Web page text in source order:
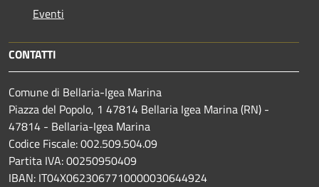
Eventi
CONTATTI
Comune di Bellaria-Igea Marina
Piazza del Popolo, 1 47814 Bellaria Igea Marina (RN) -
47814 - Bellaria-Igea Marina
Codice Fiscale: 002.509.504.09
Partita IVA: 00250950409
IBAN: IT04X0623067710000030644924